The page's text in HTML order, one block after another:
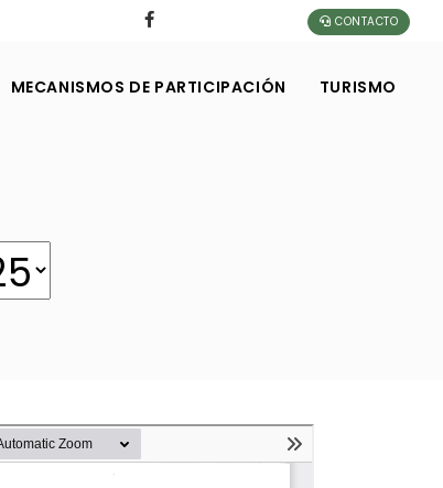
CONTACTO
MECANISMOS DE PARTICIPACIÓN TURISMO